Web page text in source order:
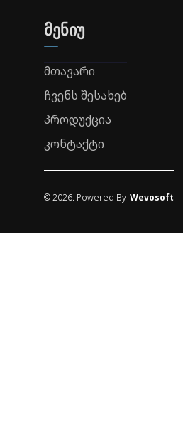
მენიუ
მთავარი
ჩვენს შესახებ
პროდუქცია
კონტაქტი
©2026. Powered By Wevosoft